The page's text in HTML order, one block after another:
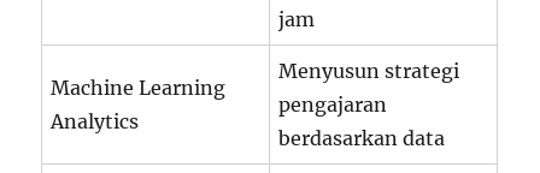
jam
Machine Learning
Analytics
Menyusun strategi
pengajaran
berdasarkan data